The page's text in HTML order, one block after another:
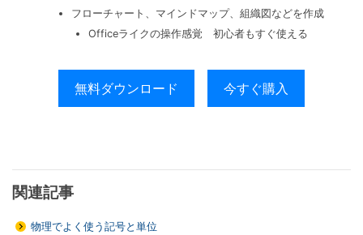
フローチャート、マインドマップ、組織図などを作成
Officeライクの操作感覚 初心者もすぐ使える
無料ダウンロード 今すぐ購入
関連記事
物理でよく使う記号と単位